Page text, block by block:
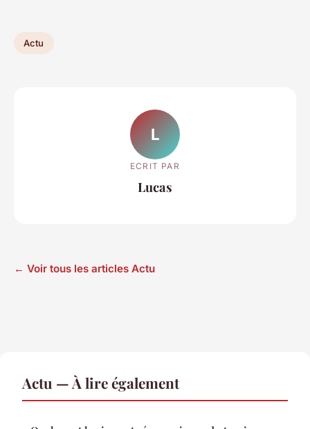
Actu
L
ECRIT PAR
Lucas
← Voir tous les articles Actu
Actu — À lire également